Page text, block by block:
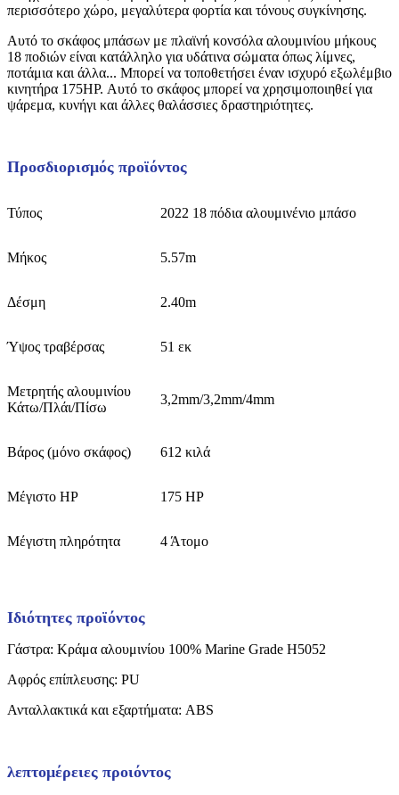
περισσότερο χώρο, μεγαλύτερα φορτία και τόνους συγκίνησης.
Αυτό το σκάφος μπάσων με πλαϊνή κονσόλα αλουμινίου μήκους
18 ποδιών είναι κατάλληλο για υδάτινα σώματα όπως λίμνες,
ποτάμια και άλλα... Μπορεί να τοποθετήσει έναν ισχυρό εξωλέμβιο
κινητήρα 175HP. Αυτό το σκάφος μπορεί να χρησιμοποιηθεί για
ψάρεμα, κυνήγι και άλλες θαλάσσιες δραστηριότητες.
Προσδιορισμός προϊόντος
Τύπος 2022 18 πόδια αλουμινένιο μπάσο
Μήκος 5.57m
Δέσμη 2.40m
Ύψος τραβέρσας 51 εκ
Μετρητής αλουμινίου
Κάτω/Πλάι/Πίσω
3,2mm/3,2mm/4mm
Βάρος (μόνο σκάφος) 612 κιλά
Μέγιστο HP 175 HP
Μέγιστη πληρότητα 4 Άτομο
Ιδιότητες προϊόντος
Γάστρα: Κράμα αλουμινίου 100% Marine Grade H5052
Αφρός επίπλευσης: PU
Ανταλλακτικά και εξαρτήματα: ABS
λεπτομέρειες προιόντος